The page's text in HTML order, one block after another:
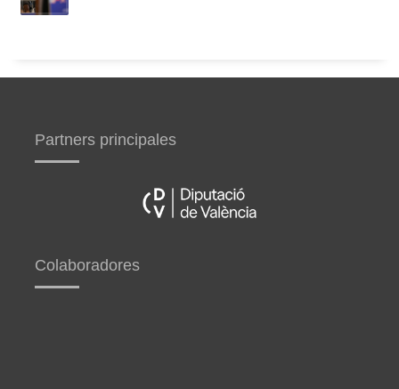
Partners principales
Colaboradores